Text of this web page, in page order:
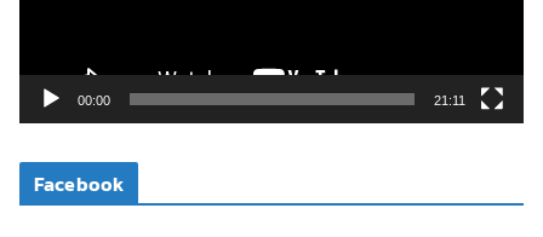
ดี
โ
00:00 21:11
Facebook